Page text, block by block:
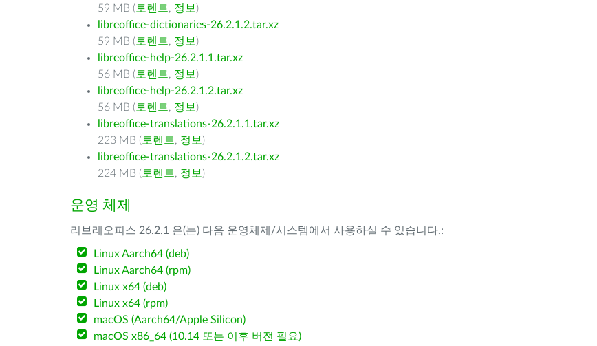
59 MB ( 토렌트, 정보 )
libreoffice-dictionaries-26.2.1.2.tar.xz
59 MB ( 토렌트, 정보 )
libreoffice-help-26.2.1.1.tar.xz
56 MB ( 토렌트, 정보 )
libreoffice-help-26.2.1.2.tar.xz
56 MB ( 토렌트, 정보 )
libreoffice-translations-26.2.1.1.tar.xz
223 MB ( 토렌트, 정보 )
libreoffice-translations-26.2.1.2.tar.xz
224 MB ( 토렌트, 정보 )
운영 체제
리브레오피스 26.2.1 은(는) 다음 운영체제/시스템에서 사용하실 수 있습니다.:
Linux Aarch64 (deb)
Linux Aarch64 (rpm)
Linux x64 (deb)
Linux x64 (rpm)
macOS (Aarch64/Apple Silicon)
macOS x86_64 (10.14 또는 이후 버전 필요)